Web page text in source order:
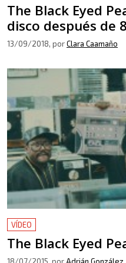
The Black Eyed
disco después de
13/09/2018, porClara Caamaño
VÍDEO
The Black Eyed